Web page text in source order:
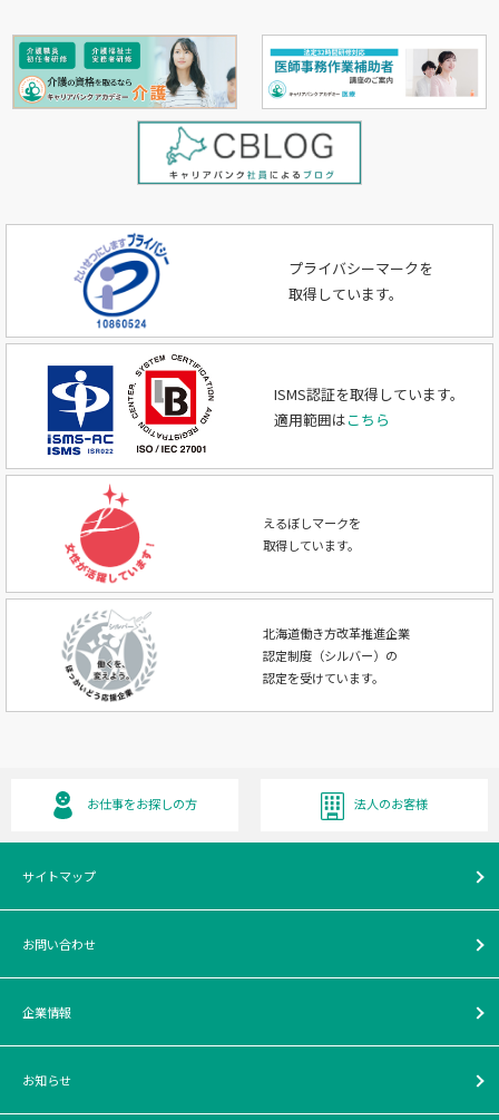
プライバシーマークを
取得しています。
ISMS認証を取得しています。
適用範囲はこちら
えるぼしマークを
取得しています。
北海道働き方改革推進企業
認定制度（シルバー）の
認定を受けています。
お仕事をお探しの方 法人のお客様
サイトマップ
お問い合わせ
企業情報
お知らせ